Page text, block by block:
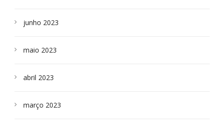
junho 2023
maio 2023
abril 2023
março 2023